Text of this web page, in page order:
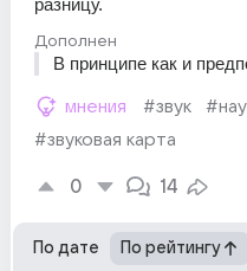
разницу.
Дополнен
В принципе как и
мнения #звук
#звуковая карта
0 14
По дате По рейтингу